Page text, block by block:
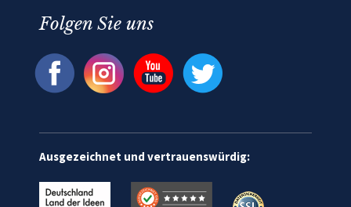
Folgen Sie uns
Ausgezeichnet und vertrauenswürdig: